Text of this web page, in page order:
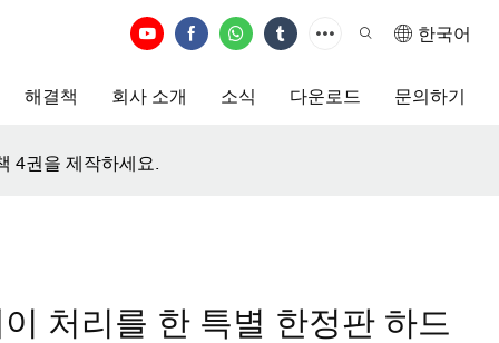
한국어
해결책 회사 소개 소식 다운로드 문의하기
4권을 제작하세요.
처리를 한 특별 한정판 하드